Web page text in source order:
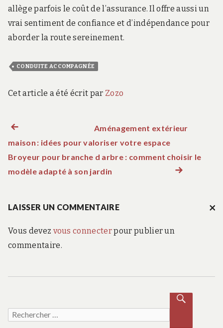
allège parfois le coût de l’assurance. Il offre aussi un
vrai sentiment de confiance et d’indépendance pour
aborder la route sereinement.
CONDUITE ACCOMPAGNÉE
Cet article a été écrit par Zozo
N
a
i
g
i
Aménagement extérieur
maison : idées pour valoriser votre espace
Broyeur pour branche d arbre : comment choisir le
modèle adapté à son jardin
LAISSER UN COMMENTAIRE
Vous devez vous connecterpour publier un
commentaire.